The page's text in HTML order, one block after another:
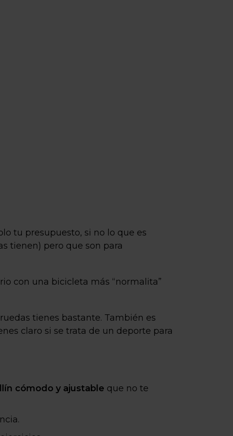
tu presupuesto, si no lo que es
tienen) pero que son para
con una bicicleta más “normalita”
tienes bastante. También es
claro si se trata de un deporte para
cómodo y ajustable que no te